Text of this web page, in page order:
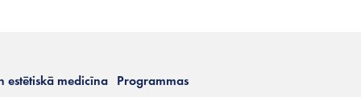
estētiskā medicīna Programmas